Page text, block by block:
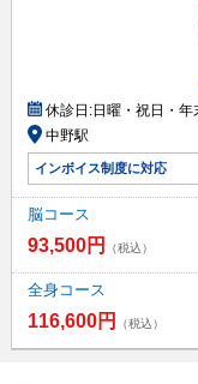
休診日:日曜・祝日・年
中野駅
インボイス制度に対応
脳コース
93,500円 （税込）
全身コース
116,600円 （税込）